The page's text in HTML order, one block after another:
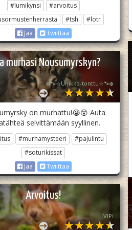
#lumikynsi
#arvoitus
#tsh
#lotr
Jaa
Twiittaa
murhasi Nousumyrskyn?
❄️🐾☆Unikko-tonttu☆🐾❄️
on murhattu!😭😵 Auta
selvittämään syyllinen.
#murhamysteeri
#pajulintu
#soturikissat
Jaa
Twiittaa
Arvoitus!
VIPI